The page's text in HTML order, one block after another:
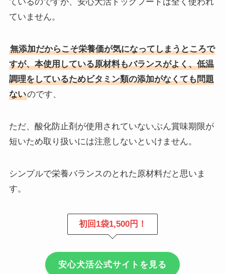
ていません。
無添加だからこそ栄養価が気になってしまうところで
すが、本使用している原材料もバランスがよく、低温
調理をしているためビタミン類の添加がなくても問題
ないのです、
ただ、酸化防止剤が使用されていないぶん賞味期限が
短いため取り扱いには注意しないといけません。
シンプルで栄養バランスのとれた原材料だと思いま
す。
初回1袋1,500円！
安心犬活公式サイトを見る